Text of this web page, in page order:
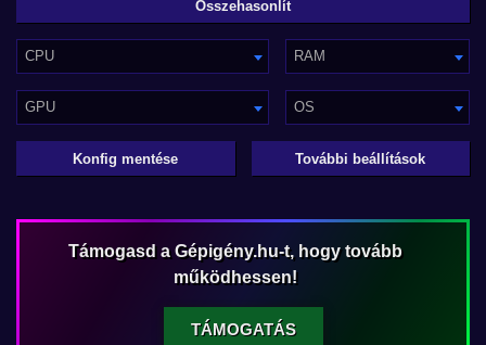
CPU RAM
GPU OS
Konfig mentése További beállítások
Támogasd a Gépigény.hu-t, hogy tovább
működhessen!
TÁMOGATÁS